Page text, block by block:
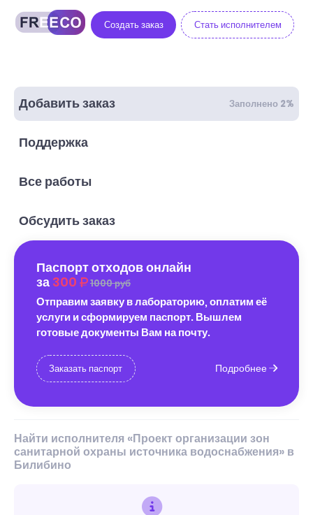
Создать заказ Стать исполнителем
Добавить заказ Заполнено 2%
Поддержка
Все работы
Обсудить заказ
Паспорт отходов онлайн
за 300 1000 руб
Отправим заявку в лабораторию, оплатим её
услуги и сформируем паспорт. Вышлем
готовые документы Вам на почту.
Заказать паспорт Подробнее
Найти исполнителя «Проект организации зон
санитарной охраны источника водоснабжения» в
Билибино